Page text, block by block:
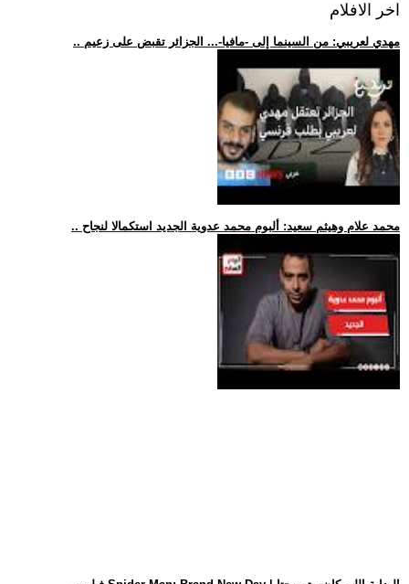
اخر الافلام
.. مهدي لعريبي: من السينما إلى -مافيا-... الجزائر تقبض على زعيم
.. محمد علام وهيثم سعيد: ألبوم محمد عدوية الجديد استكمالا لنجاح